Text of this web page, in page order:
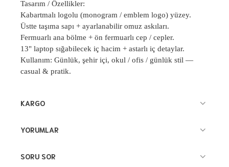
Tasarım / Özellikler:
Kabartmalı logolu (monogram / emblem logo) yüzey.
Üstte taşıma sapı + ayarlanabilir omuz askıları.
Fermuarlı ana bölme + ön fermuarlı cep / cepler.
13" laptop sığabilecek iç hacim + astarlı iç detaylar.
Kullanım: Günlük, şehir içi, okul / ofis / günlük stil —
casual & pratik.
KARGO
YORUMLAR
SORU SOR